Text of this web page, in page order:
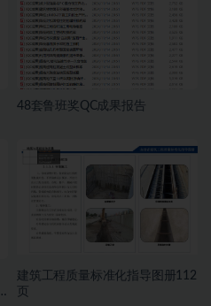
48套鲁班奖QC成果报告
建筑工程质量标准化指导图册112
页